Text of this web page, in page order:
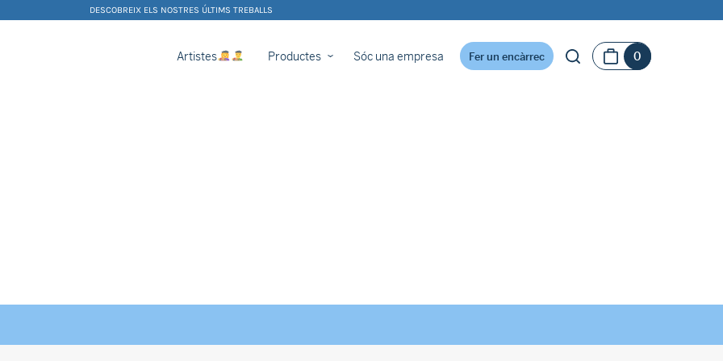
DESCOBREIX ELS NOSTRES ÚLTIMS TREBALLS
Artistes Productes Sóc una empresa Fer un encàrrec 0